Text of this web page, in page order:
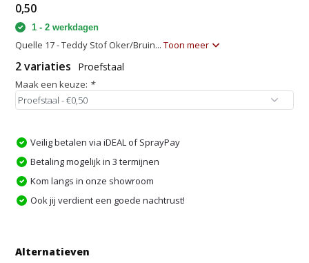
0,50
1 - 2 werkdagen
Quelle 17 - Teddy Stof Oker/Bruin...Toon meer
2 variaties Proefstaal
Maak een keuze: *
Veilig betalen via iDEAL of SprayPay
Betaling mogelijk in 3 termijnen
Kom langs in onze showroom
Ook jij verdient een goede nachtrust!
Alternatieven